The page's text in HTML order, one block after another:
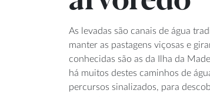
As levadas são canais de água
manter as pastagens viçosas e
conhecidas são as da Ilha da
há muitos destes caminhos de
percursos sinalizados, para